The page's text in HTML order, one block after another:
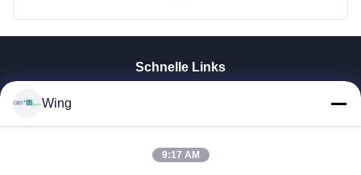
Schnelle Links
VR-Show
Wing
9:17 AM